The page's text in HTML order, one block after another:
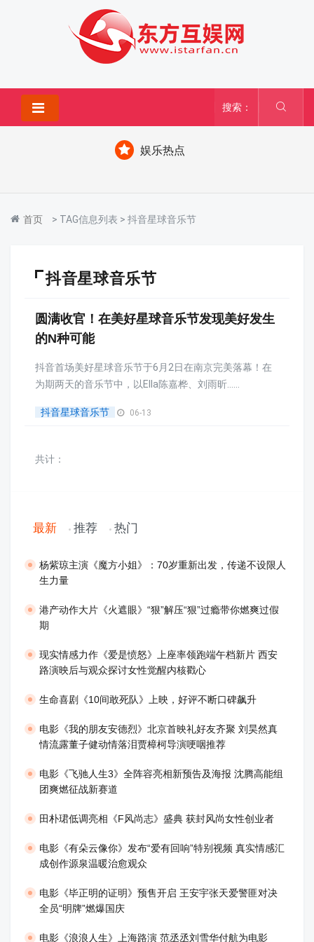
搜索：
娱乐热点
首页 > TAG信息列表 > 抖音星球音乐节
抖音星球音乐节
圆满收官！在美好星球音乐节发现美好发生
的N种可能
抖音首场美好星球音乐节于6月2日在南京完美落幕！在
为期两天的音乐节中，以Ella陈嘉桦、刘雨昕......
抖音星球音乐节 06-13
共计：
最新 推荐 热门
​杨紫琼主演《魔方小姐》：70岁重新出发，传递不设限人
生力量
港产动作大片《火遮眼》“狠”解压“狠”过瘾带你燃爽过假
期
现实情感力作《爱是愤怒》上座率领跑端午档新片 西安
路演映后与观众探讨女性觉醒内核戳心
生命喜剧《10间敢死队》上映，好评不断口碑飙升
​电影《我的朋友安德烈》北京首映礼好友齐聚 刘昊然真
情流露董子健动情落泪贾樟柯导演哽咽推荐
电影《飞驰人生3》全阵容亮相新预告及海报 沈腾高能组
团爽燃征战新赛道
田朴珺低调亮相《F风尚志》盛典 获封风尚女性创业者
电影《有朵云像你》发布“爱有回响”特别视频 真实情感汇
成创作源泉温暖治愈观众
​电影《毕正明的证明》预售开启 王安宇张天爱警匪对决
全员“明牌”燃爆国庆
​电影《浪浪人生》上海路演 范丞丞刘雪华付航为电影